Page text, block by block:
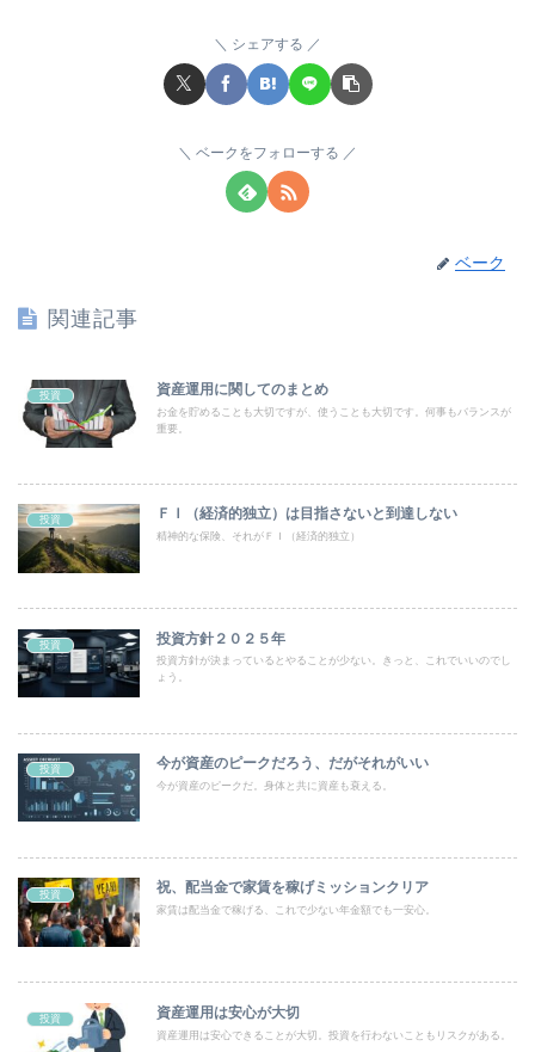
シェアする
ベークをフォローする
ベーク
関連記事
投資 資産運用に関してのまとめ
お金を貯めることも大切ですが、使うことも大切です。何事もバランスが
重要。
投資 ＦＩ（経済的独立）は目指さないと到達しない
精神的な保険、それがＦＩ（経済的独立）
投資 投資方針２０２５年
投資方針が決まっているとやることが少ない。きっと、これでいいのでし
ょう。
投資 今が資産のピークだろう、だがそれがいい
今が資産のピークだ。身体と共に資産も衰える。
投資 祝、配当金で家賃を稼げミッションクリア
家賃は配当金で稼げる、これで少ない年金額でも一安心。
投資 資産運用は安心が大切
資産運用は安心できることが大切。投資を行わないこともリスクがある。